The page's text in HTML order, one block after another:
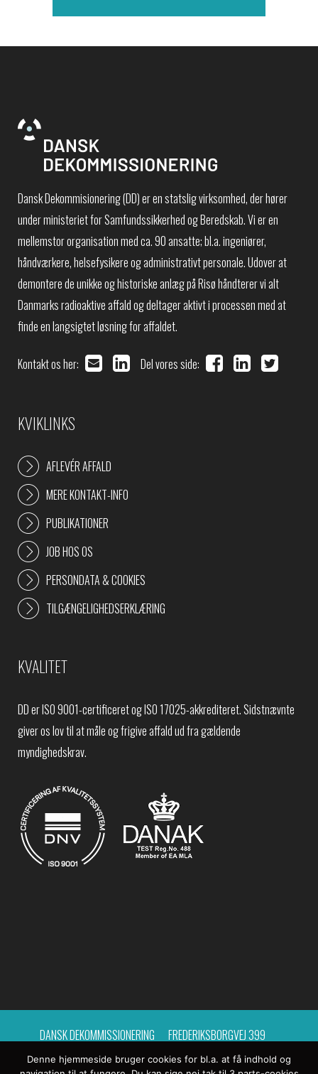
Dansk Dekommisionering (DD) er en statslig virksomhed, der hører
under ministeriet for Samfundssikkerhed og Beredskab. Vi er en
mellemstor organisation med ca. 90 ansatte; bl.a. ingeniører,
håndværkere, helsefysikere og administrativt personale. Udover at
demontere de unikke og historiske anlæg på Risø håndterer vi alt
Danmarks radioaktive affald og deltager aktivt i processen med at
finde en langsigtet løsning for affaldet.
Kontakt os her: Del vores side:
KVIKLINKS
AFLEVÉR AFFALD
MERE KONTAKT-INFO
PUBLIKATIONER
JOB HOS OS
PERSONDATA & COOKIES
TILGÆNGELIGHEDSERKLÆRING
KVALITET
DD er ISO 9001-certificeret og ISO 17025-akkrediteret. Sidstnævnte
giver os lov til at måle og frigive affald ud fra gældende
myndighedskrav.
DANSK DEKOMMISSIONERING
FREDERIKSBORGVEJ 399
BYGNING 214, POSTCENTER 15
4000 ROSKILDE
Denne hjemmeside bruger cookies for bl.a. at få indhold og